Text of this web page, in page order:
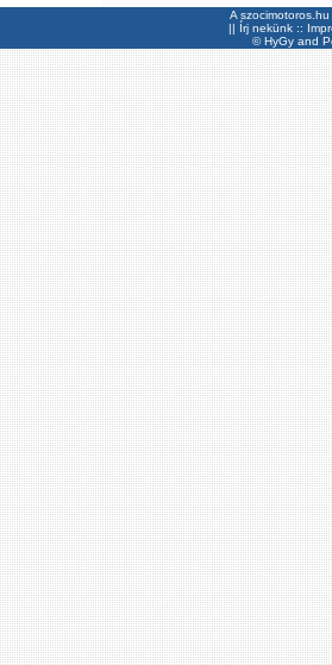
A
|| Írj nekünk ::
©HyGyand